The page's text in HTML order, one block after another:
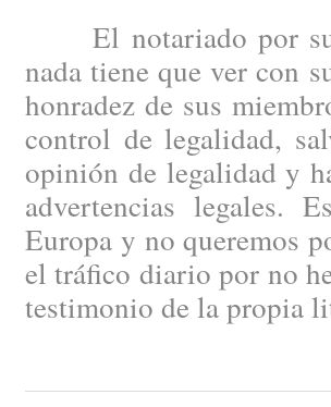
El notariado por su
nada tiene que ver con
honradez de sus
control de legalidad,
opinión de legalidad y
advertencias legales.
Europa y no queremos
el tráfico diario por no
testimonio de la propia